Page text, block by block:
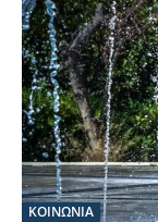
ΚΟΙΝΩΝΙΑ